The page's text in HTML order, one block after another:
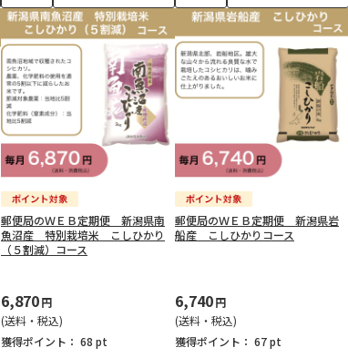
郵便局のＷＥＢ定期便 新潟県南
魚沼産 特別栽培米 こしひかり
（５割減）コース
6,870円
(送料・税込)
獲得ポイント： 68 pt
郵便局のＷＥＢ定期便 新潟県岩
船産 こしひかりコース
6,740円
(送料・税込)
獲得ポイント： 67 pt